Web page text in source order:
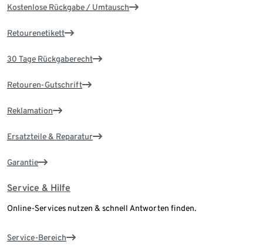
Kostenlose Rückgabe / Umtausch
Retourenetikett
30 Tage Rückgaberecht
Retouren-Gutschrift
Reklamation
Ersatzteile & Reparatur
Garantie
Service & Hilfe
Online-Services nutzen & schnell Antworten finden.
Service-Bereich